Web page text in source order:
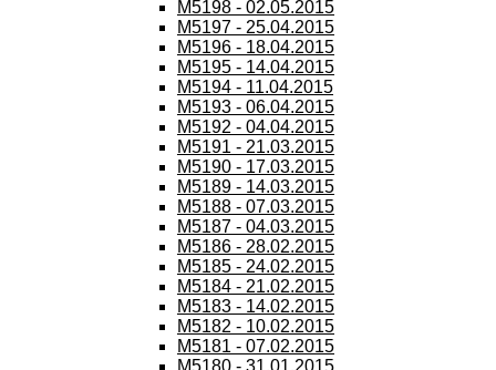
M5198 - 02.05.2015
M5197 - 25.04.2015
M5196 - 18.04.2015
M5195 - 14.04.2015
M5194 - 11.04.2015
M5193 - 06.04.2015
M5192 - 04.04.2015
M5191 - 21.03.2015
M5190 - 17.03.2015
M5189 - 14.03.2015
M5188 - 07.03.2015
M5187 - 04.03.2015
M5186 - 28.02.2015
M5185 - 24.02.2015
M5184 - 21.02.2015
M5183 - 14.02.2015
M5182 - 10.02.2015
M5181 - 07.02.2015
M5180 - 31.01.2015